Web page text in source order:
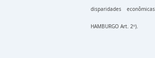
disparidades
HAMBURGO Art. 2º).